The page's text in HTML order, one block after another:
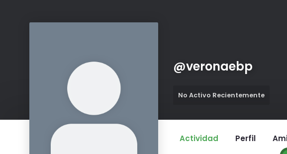
@veronaebp
No Activo Recientemente
Actividad Perfil